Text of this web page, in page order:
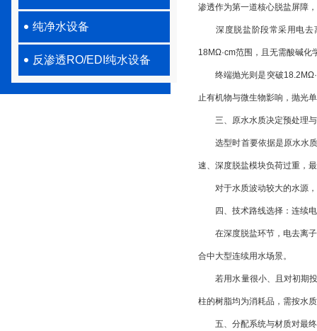
纯净水设备
反渗透RO/EDI纯水设备
渗透作为第一道核心脱盐屏障
深度脱盐阶段常采用电去离
18MΩ·cm范围，且无需酸碱化
终端抛光则是突破
止有机物与微生物影响，抛光
三、原水水质决定预处理与
选型时首要依据是原水水质
速、深度脱盐模块负荷过重，
对于水质波动较大的水源，
四、技术路线选择：连续电
在深度脱盐环节，电去离子
合中大型连续用水场景。
若用水量很小、且对初期投
柱的树脂均为消耗品，需按水
五、分配系统与材质对最终